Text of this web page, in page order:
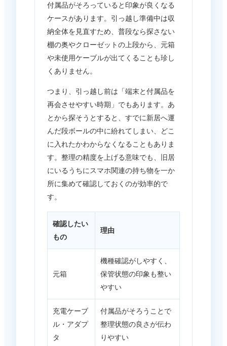
付属品がそろっていると印象が良くなる
ケースがあります。引っ越し準備中は収
納全体を見直すため、普段なら探さない
棚の奥やクローゼットの上段から、元箱
や未使用ケーブルが出てくることも珍し
くありません。
つまり、引っ越し前は「端末と付属品を
再会させやすい時期」でもあります。あ
とから探そうとすると、すでに新居へ運
んだ段ボールの中に紛れてしまい、どこ
に入れたかわからなくなることもありま
す。整理の精度を上げる意味でも、旧居
にいるうちにスマホ関連の持ち物を一か
所に集めて確認しておくのが効率的で
す。
確認したい
もの
理由
元箱
機種確認がしやすく、
保管状態の印象も整い
やすい
充電ケーブ
ル・アダプ
タ
付属品がそろうことで
整理状態の良さが伝わ
りやすい